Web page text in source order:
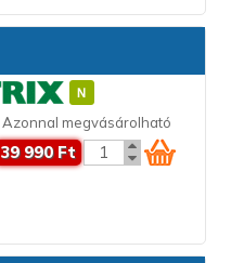
Azonnal megvásárolható
39 990 Ft